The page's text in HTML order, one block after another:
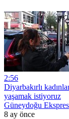
2:56
Diyarbakırlı
yaşamak istiyoruz
Güneydoğu Ekspres
8 ay önce